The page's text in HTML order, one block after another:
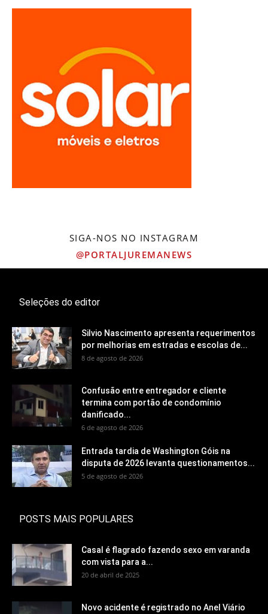
SIGA-NOS NO INSTAGRAM
@PORTALJUREMANEWS
Seleções do editor
Silvio Nascimento apresenta requerimentos
por melhorias em estradas e escolas de...
8 de agosto de 2026
Confusão entre entregador e cliente
termina com portão de condomínio
danificado...
6 de agosto de 2026
Entrada tardia de Washington Góis na
disputa de 2026 levanta questionamentos...
5 de agosto de 2026
POSTS MAIS POPULARES
Casal é flagrado fazendo sexo em varanda
com vista para a...
20 de abril de 2025
Novo acidente é registrado no Anel Viário